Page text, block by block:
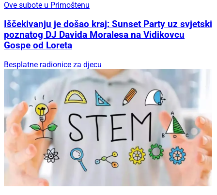
Ove subote u Primoštenu
Iščekivanju je došao kraj: Sunset Party uz svjetski
poznatog DJ Davida Moralesa na Vidikovcu
Gospe od Loreta
Besplatne radionice za djecu